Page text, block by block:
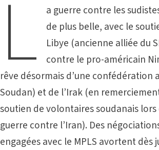
L
a guerre contre les
de plus belle, avec le
Libye (ancienne alliée du
contre le pro-américain
rêve désormais d’une confédération
Soudan) et de l’Irak (en
soutien de volontaires soudanais lors
guerre contre l’Iran). Des
engagées avec le MPLS avortent dès